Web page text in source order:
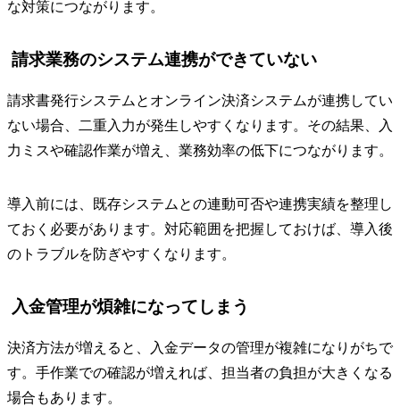
な対策につながります。
請求業務のシステム連携ができていない
請求書発行システムとオンライン決済システムが連携してい
ない場合、二重入力が発生しやすくなります。その結果、入
力ミスや確認作業が増え、業務効率の低下につながります。
導入前には、既存システムとの連動可否や連携実績を整理し
ておく必要があります。対応範囲を把握しておけば、導入後
のトラブルを防ぎやすくなります。
入金管理が煩雑になってしまう
決済方法が増えると、入金データの管理が複雑になりがちで
す。手作業での確認が増えれば、担当者の負担が大きくなる
場合もあります。